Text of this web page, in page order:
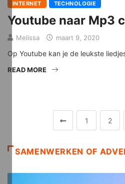
INTERNET TECHNOLOGIE
Youtube naar Mp3
Melissa maart 9, 2020
Op Youtube kan je de leukste
READ MORE
1 2
SAMENWERKEN OF